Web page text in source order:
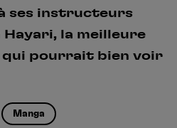
ses instructeurs
Hayari, la meilleure
qui pourrait bien voir
Manga